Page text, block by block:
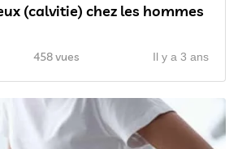
(calvitie) chez les hommes
458 vues Il y a 3 ans